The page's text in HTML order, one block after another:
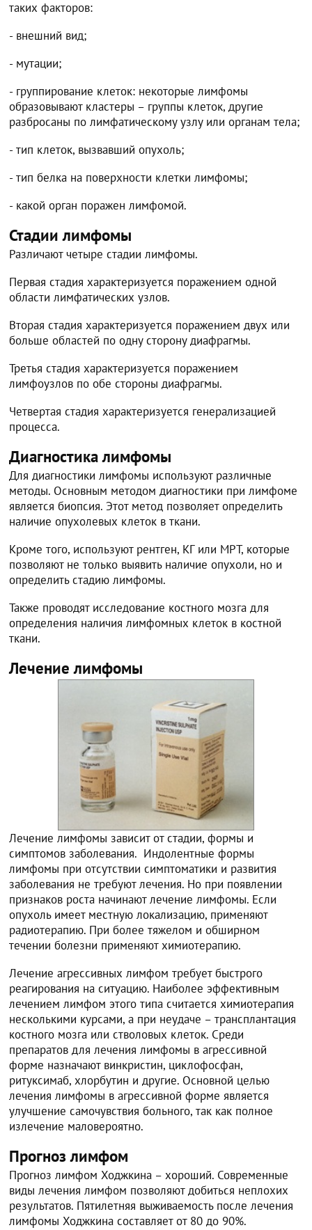
таких факторов:
- внешний вид;
- мутации;
- группирование клеток: некоторые лимфомы
образовывают кластеры – группы клеток, другие
разбросаны по лимфатическому узлу или органам тела;
- тип клеток, вызвавший опухоль;
- тип белка на поверхности клетки лимфомы;
- какой орган поражен лимфомой.
Стадии лимфомы
Различают четыре стадии лимфомы.
Первая стадия характеризуется поражением одной
области лимфатических узлов.
Вторая стадия характеризуется поражением двух или
больше областей по одну сторону диафрагмы.
Третья стадия характеризуется поражением
лимфоузлов по обе стороны диафрагмы.
Четвертая стадия характеризуется генерализацией
процесса.
Диагностика лимфомы
Для диагностики лимфомы используют различные
методы. Основным методом диагностики при лимфоме
является биопсия. Этот метод позволяет определить
наличие опухолевых клеток в ткани.
Кроме того, используют рентген, КГ или МРТ, которые
позволяют не только выявить наличие опухоли, но и
определить стадию лимфомы.
Также проводят исследование костного мозга для
определения наличия лимфомных клеток в костной
ткани.
Лечение лимфомы
Лечение лимфомы зависит от стадии, формы и
симптомов заболевания. Индолентные формы
лимфомы при отсутствии симптоматики и развития
заболевания не требуют лечения. Но при появлении
признаков роста начинают лечение лимфомы. Если
опухоль имеет местную локализацию, применяют
радиотерапию. При более тяжелом и обширном
течении болезни применяют химиотерапию.
Лечение агрессивных лимфом требует быстрого
реагирования на ситуацию. Наиболее эффективным
лечением лимфом этого типа считается химиотерапия
несколькими курсами, а при неудаче – трансплантация
костного мозга или стволовых клеток. Среди
препаратов для лечения лимфомы в агрессивной
форме назначают винкристин, циклофосфан,
ритуксимаб, хлорбутин и другие. Основной целью
лечения лимфомы в агрессивной форме является
улучшение самочувствия больного, так как полное
излечение маловероятно.
Прогноз лимфом
Прогноз лимфом Ходжкина – хороший. Современные
виды лечения лимфом позволяют добиться неплохих
результатов. Пятилетняя выживаемость после лечения
лимфомы Ходжкина составляет от 80 до 90%.